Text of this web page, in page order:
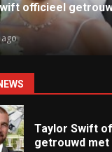
Kim Kardashian
ago
Taylor Swift
getrouwd met